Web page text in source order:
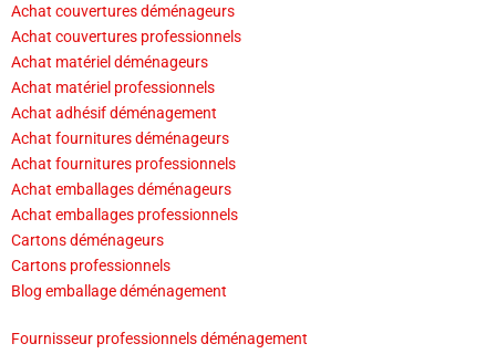
Achat couvertures déménageurs
Achat couvertures professionnels
Achat matériel déménageurs
Achat matériel professionnels
Achat adhésif déménagement
Achat fournitures déménageurs
Achat fournitures professionnels
Achat emballages déménageurs
Achat emballages professionnels
Cartons déménageurs
Cartons professionnels
Blog emballage déménagement
Fournisseur professionnels déménagement